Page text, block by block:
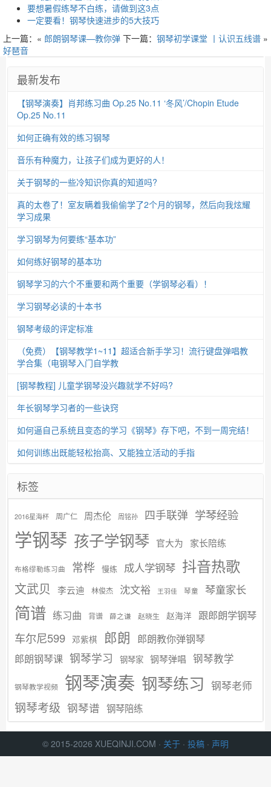
要想暑假练琴不白练，请做到这3点
一定要看！钢琴快速进步的5大技巧
下一篇： 钢琴初学课堂 丨认识五线谱 »
上一篇：« 郎朗钢琴课—教你弹
好琶音
最新发布
【钢琴演奏】肖邦练习曲 Op.25 No.11 ‘冬风’/Chopin Etude
Op.25 No.11
如何正确有效的练习钢琴
音乐有种魔力，让孩子们成为更好的人！
关于钢琴的一些冷知识你真的知道吗?
真的太卷了！室友瞒着我偷偷学了2个月的钢琴，然后向我炫耀
学习成果
学习钢琴为何要练“基本功”
如何练好钢琴的基本功
钢琴学习的六个不重要和两个重要（学钢琴必看）！
学习钢琴必读的十本书
钢琴考级的评定标准
（免费）【钢琴教学1~11】超适合新手学习！流行键盘弹唱教
学合集（电钢琴入门自学教
[钢琴教程] 儿童学钢琴没兴趣就学不好吗?
年长钢琴学习者的一些诀窍
如何逼自己系统且变态的学习《钢琴》存下吧，不到一周完结！
如何训练出既能轻松抬高、又能独立活动的手指
标签
2016星海杯 周广仁 周杰伦 周铭孙 四手联弹 学琴经验
学钢琴 孩子学钢琴 官大为 家长陪练
布格缪勒练习曲 常桦 慢练 成人学钢琴 抖音热歌
文武贝 李云迪 林俊杰 沈文裕 王羽佳 琴童 琴童家长
简谱 练习曲 背谱 薛之谦 赵晓生 赵海洋 跟郎朗学钢琴
车尔尼599 邓紫棋 郎朗 郎朗教你弹钢琴
郎朗钢琴课 钢琴学习 钢琴家 钢琴弹唱 钢琴教学
钢琴教学视频 钢琴演奏 钢琴练习 钢琴老师
钢琴考级 钢琴谱 钢琴陪练
© 2015-2026 XUEQINJI.COM · 关于 · 投稿 · 声明